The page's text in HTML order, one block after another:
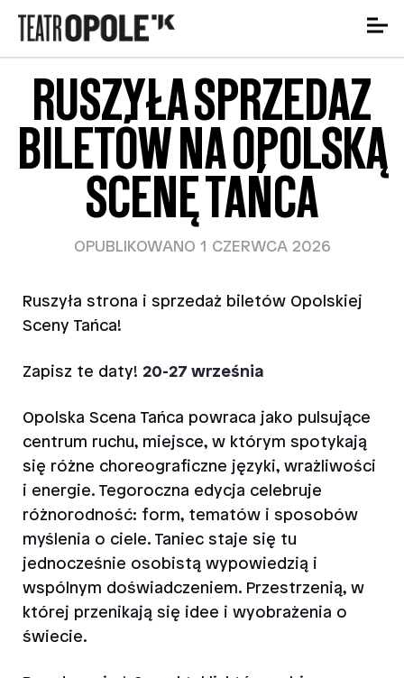
RUSZYŁA SPRZEDAŻ
BILETÓW NA OPOLSKĄ
SCENĘ TAŃCA
OPUBLIKOWANO 1 CZERWCA 2026
Ruszyła strona i sprzedaż biletów Opolskiej
Sceny Tańca!
Zapisz te daty! 20-27 września
Opolska Scena Tańca powraca jako pulsujące
centrum ruchu, miejsce, w którym spotykają
się różne choreograficzne języki, wrażliwości
i energie. Tegoroczna edycja celebruje
różnorodność: form, tematów i sposobów
myślenia o ciele. Taniec staje się tu
jednocześnie osobistą wypowiedzią i
wspólnym doświadczeniem. Przestrzenią, w
której przenikają się idee i wyobrażenia o
świecie.